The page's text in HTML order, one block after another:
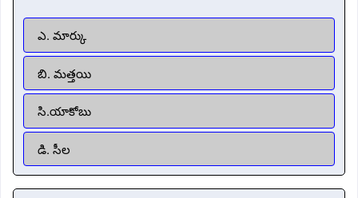
ఎ. మార్కు
బి. మత్తయి
సి.యాకోబు
డి. సీల